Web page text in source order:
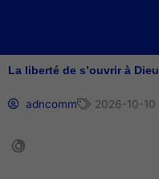
La liberté de s’ouvrir à Dieu
adncomm 2026-10-10